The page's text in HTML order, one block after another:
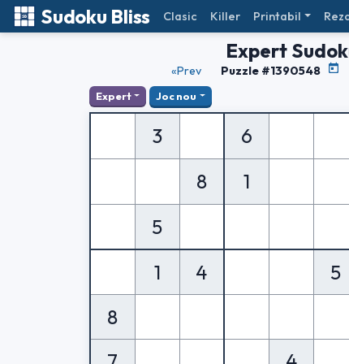
Sudoku Bliss Clasic Killer Printabil
Expert
«Prev Puzzle #1390548
Expert Joc nou
3 6
8
1
5
1
4 5
8